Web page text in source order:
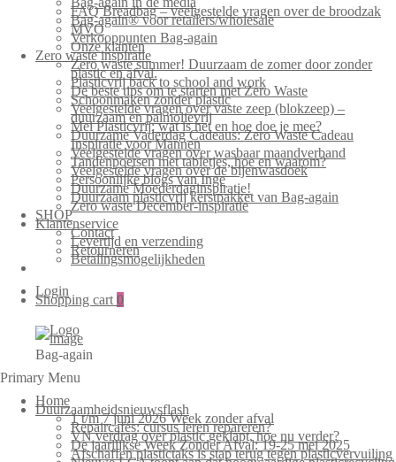
FAQ Breadbag – veelgestelde vragen over de broodzak
Bag-again® voor retailers/wholesale
MVO
Verkooppunten Bag-again
Onze klanten
Zero waste inspiratie
Zero waste summer! Duurzaam de zomer door zonder
plastic en afval.
Plasticvrij back to school and work
De beste tips om te starten met Zero Waste
Schoonmaken zonder plastic
Veelgestelde vragen over vaste zeep (blokzeep) –
duurzaam en palmolievrij
Mei Plasticvrij: wat is het en hoe doe je mee?
Duurzame Vaderdag Cadeaus: Zero Waste Cadeau
Inspiratie voor Mannen
Veelgestelde vragen over wasbaar maandverband
Tandenpoetsen met tabletjes, hoe en waarom?
Veelgestelde vragen over de bijenwasdoek
Persoonlijke blogs van Inge
Duurzame Moederdaginspiratie!
Duurzaam plasticvrij kerstpakket van Bag-again
Zero waste December-inspiratie
SHOP
Klantenservice
Contact
Levertijd en verzending
Retourneren
Betalingsmogelijkheden
Login
Shopping cart 0
Bag-again
Primary Menu
Home
Duurzaamheidsnieuwsflash
1 t/m 7 juni 2026 Week zonder afval
Repaircafés: cursus leren repareren?
VN verdrag over plastic geklapt, hoe nu verder?
De jaarlijkse Week Zonder Afval: 19-25 mei 2025
Afschaffen plastictaks is stap terug tegen plasticvervuiling